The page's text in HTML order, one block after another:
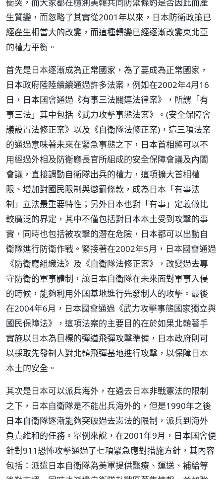
生質變，而忽略了其實從2001年以來，日本防衛政策已
經產生相當大的改變，而這種轉變已經逐漸改變東北亞
的權力平衡。
首先是日本逐漸成為正常國家，為了要成為正常國家，
日本政府陸陸續續通過許多法案，例如在2002年4月16
日，日本國會通過《有事三法關連法律案》，所謂「有
事三法」其中包括《武力攻擊事態法案》。(安全保障會
議設置法修正案》以及《自衛隊法修正案)，這三項法案
的通過意味著未來在緊急事態之下，日本首相將可以不
用經過外相及防衛廳長官所組成的安全保障會議及內閣
會議，直接調動自衛隊出兵的權力，這項擴大首相權
限、增加對國民限制與懲罰條款，成為日本「有事法
制」立法最重要特性；另外日本也對「有事」定義做比
較廣泛的界定，其中不僅包括對日本本土受到攻擊的事
實，同時也包括被攻擊的潛在危險，日本都可以出動自
衛隊進行防衛作戰。緊接著在2002年5月，日本國會通過
《防衛廳組織法》及《自衛隊法修正案》，改變過去專
守防衛的軍事體制，讓日本自衛隊在未來面對軍事入侵
的時候，能夠利用外國基地進行先發制人的攻擊。最後
在2004年6月，日本國會通過《武力攻擊事態國家獨立與
國民保障法》，這項法案的主要目的在於如果北韓著手
實施以日本為目標的彈道飛彈攻擊準備，日本政府則可
以採取先發制人對北韓飛彈基地進行攻擊，以保障日本
本土的安全。
其次是日本可以派兵海外，在過去日本非戰憲法的限制
之下，日本自衛隊是不能出兵海外的，但是1990年之後
日本自衛隊逐漸能夠突破過去憲法的限制，派兵到海外
負責維和的任務。舉例來說，在2001年9月，日本國會便
針對911恐怖攻擊通過了七項緊急應對措施方針，其內容
包括：派遣日本自衛隊為美軍提供醫療、運送、補給等